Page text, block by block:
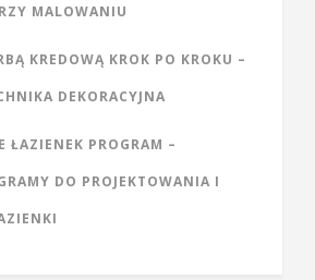
MALOWANIU
KREDOWĄ KROK PO KROKU –
DEKORACYJNA
ŁAZIENEK PROGRAM –
DO PROJEKTOWANIA I